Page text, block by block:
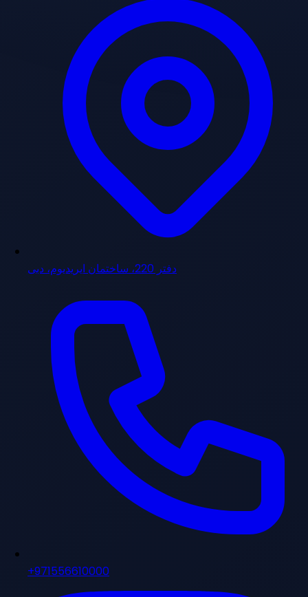
دفتر 220، ساختمان ایریدیوم، دبی
+971556610000